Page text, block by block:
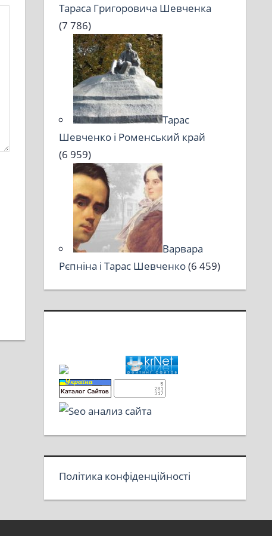
Тараса Григоровича Шевченка
(7 786)
Тарас
Шевченко і Роменський край
(6 959)
Варвара
Рєпніна і Тарас Шевченко(6 459)
Політика конфіденційності